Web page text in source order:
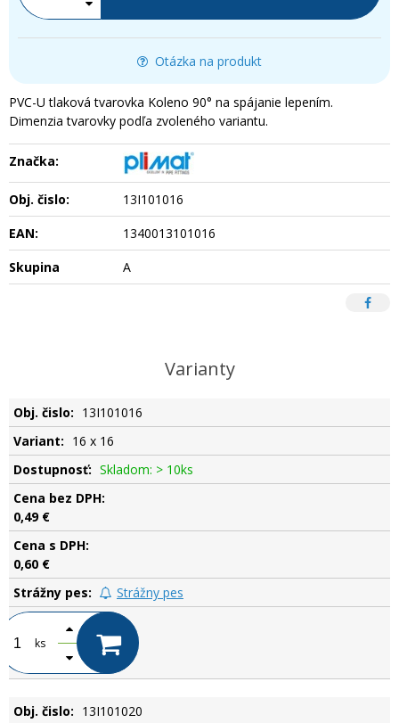
Otázka na produkt
PVC-U tlaková tvarovka Koleno 90° na spájanie lepením.
Dimenzia tvarovky podľa zvoleného variantu.
Značka:
Obj. čislo:
13I101016
EAN:
1340013101016
Skupina
A
Varianty
13I101016
16 x 16
Skladom: > 10ks
0,49 €
0,60 €
Strážny pes
ks
13I101020